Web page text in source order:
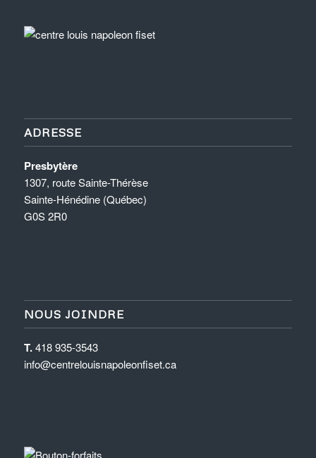
ADRESSE
Presbytère
1307, route Sainte-Thérèse
Sainte-Hénédine (Québec)
G0S 2R0
NOUS JOINDRE
T.418 935-3543
info@centrelouisnapoleonfiset.ca